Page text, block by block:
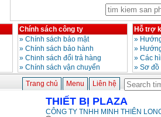
Chính sách công ty
» Chính sách bảo mật
» Chính sách bảo hành
» Chinh sách đổi trả hàng
» Chính sách vận chuyển
Hỗ trợ
»
»
» Các
» Sơ
Trang chủ Menu Liên hệ
THIẾT BỊ PLAZA
CÔNG TY TNHH MINH THIÊN